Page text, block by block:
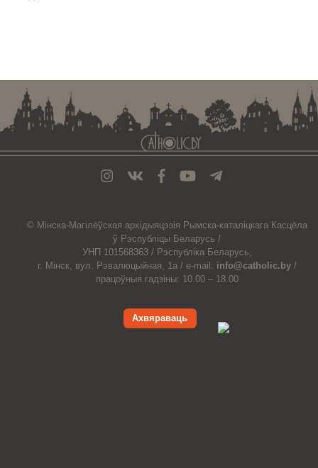
© Мiнска-Магiлёўская архiдыяцэзiя Рымска-каталіцкага Касцёла
ў Рэспубліцы Беларусь /
УНП 101568363 / Рэспубліка Беларусь,
г. Мінск, вул. Рэвалюцыйная, 1а / e-mail: info@catholic.by /
працоўныя гадзіны: 10.00 – 18.00
Ахвяраваць